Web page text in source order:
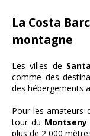
La Costa
montagne
Les villes de
comme des
des hébergements
Pour les amateurs
tour du Montseny
plus de 2 000